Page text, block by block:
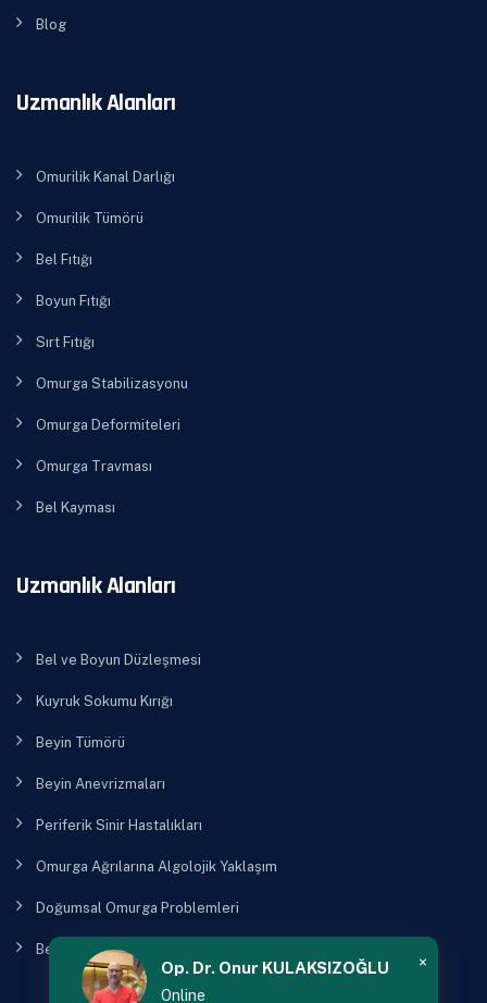
Blog
Uzmanlık Alanları
Omurilik Kanal Darlığı
Omurilik Tümörü
Bel Fıtığı
Boyun Fıtığı
Sırt Fıtığı
Omurga Stabilizasyonu
Omurga Deformiteleri
Omurga Travması
Bel Kayması
Uzmanlık Alanları
Bel ve Boyun Düzleşmesi
Kuyruk Sokumu Kırığı
Beyin Tümörü
Beyin Anevrizmaları
Periferik Sinir Hastalıkları
Omurga Ağrılarına Algolojik Yaklaşım
Doğumsal Omurga Problemleri
Beyincik Sarkması
Op. Dr. Onur KULAKSIZOĞLU
Online
×